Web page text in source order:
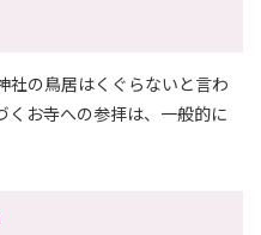
社の鳥居はくぐらないと言わ
くお寺への参拝は、一般的に